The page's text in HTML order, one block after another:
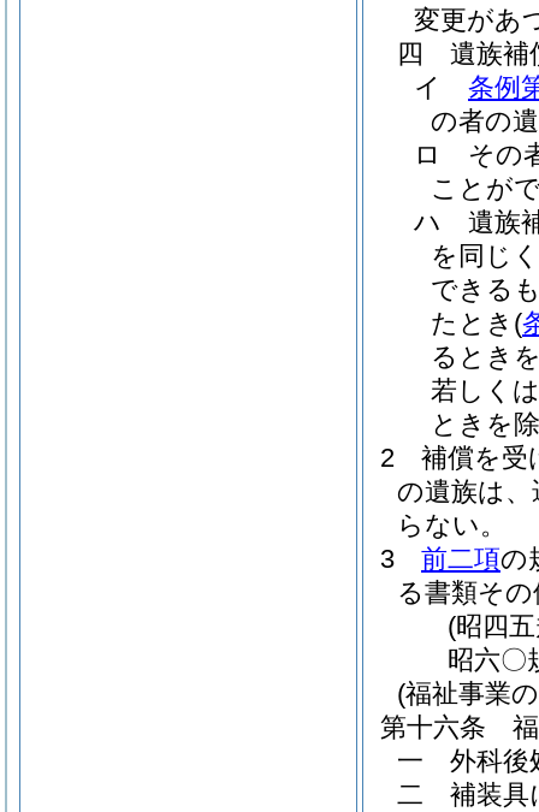
変更があ
四
遺族補
イ
条例
の者の
ロ
その
ことが
ハ
遺族
を同じ
できる
たとき (
るとき
若しく
ときを
2
補償を受
の遺族は
らない。
3
前二項の
る書類そ
(昭四
昭六〇
(福祉事業
第十六条
一
外科後
二
補装具